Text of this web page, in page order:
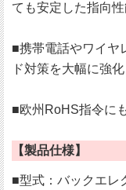
ても安定した指向
■携帯電話やワイヤ
ド対策を大幅に強
■欧州RoHS指令に
【製品仕様】
■型式：バックエレ